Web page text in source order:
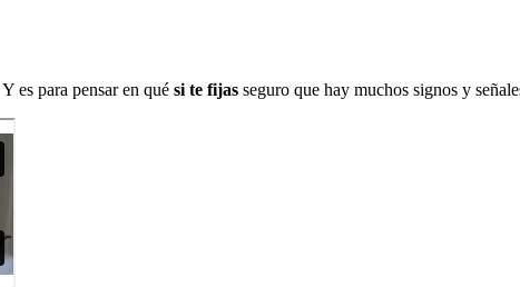
es para pensar en qué si te fijas seguro que hay muchos signos y